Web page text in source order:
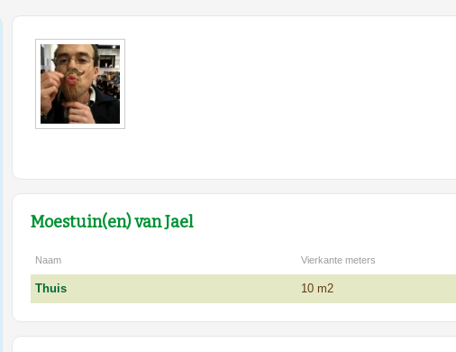
Moestuin(en) van Jael
Naam Vierkante meters
Thuis 10 m2